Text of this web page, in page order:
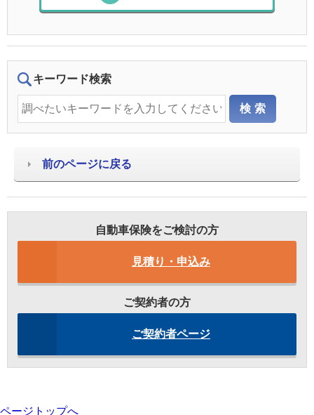
キーワード検索
前のページに戻る
自動車保険をご検討の方
見積り・申込み
ご契約者の方
ご契約者ページ
ページトップへ